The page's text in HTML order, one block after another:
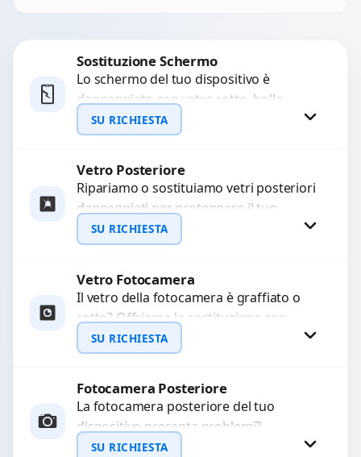
Sostituzione Schermo
Lo schermo del tuo dispositivo è
danneggiato con vetro rotto, bolle,
macchie, schermo nero o pixel morti?
Sostituiamo schermi completi...
SU RICHIESTA
Richiedi Preventivo
WhatsApp
Vetro Posteriore
Ripariamo o sostituiamo vetri posteriori
danneggiati per proteggere il tuo
dispositivo e ripristinare l’estetica
originale. Utilizziamo ricambi di alta
SU RICHIESTA
Richiedi Preventivo
WhatsApp
Vetro Fotocamera
Il vetro della fotocamera è graffiato o
rotto? Offriamo la sostituzione con
ricambi di alta qualità garantiti per 3
mesi....
SU RICHIESTA
Richiedi Preventivo
WhatsApp
Fotocamera Posteriore
La fotocamera posteriore del tuo
dispositivo presenta problemi?
Interveniamo per risolvere guasti come
SU RICHIESTA